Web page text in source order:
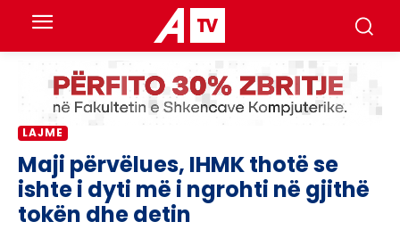
LAJME
Maji përvëlues, IHMK thotë se
ishte i dyti më i ngrohti në gjithë
tokën dhe detin